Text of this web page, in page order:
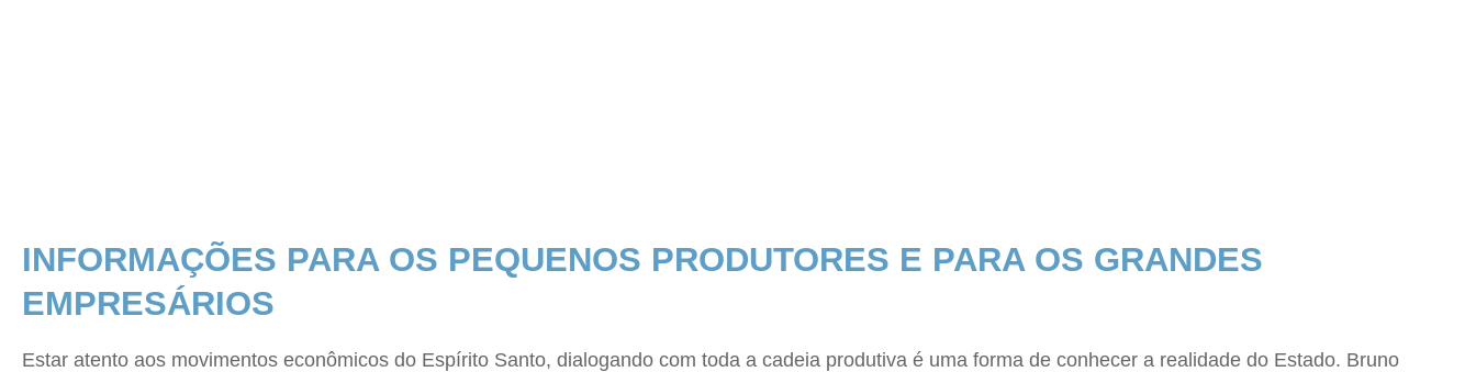
INFORMAÇÕES PARA OS PEQUENOS PRODUTORES E PARA OS GRANDES
EMPRESÁRIOS
Estar atento aos movimentos econômicos do Espírito Santo, dialogando com toda a cadeia produtiva é uma forma de conhecer a realidade do Estado. Bruno